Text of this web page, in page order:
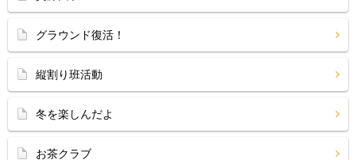
グラウンド復活！
縦割り班活動
冬を楽しんだよ
お茶クラブ